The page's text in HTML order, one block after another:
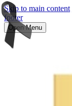
Skip to main content
footer
Open Menu